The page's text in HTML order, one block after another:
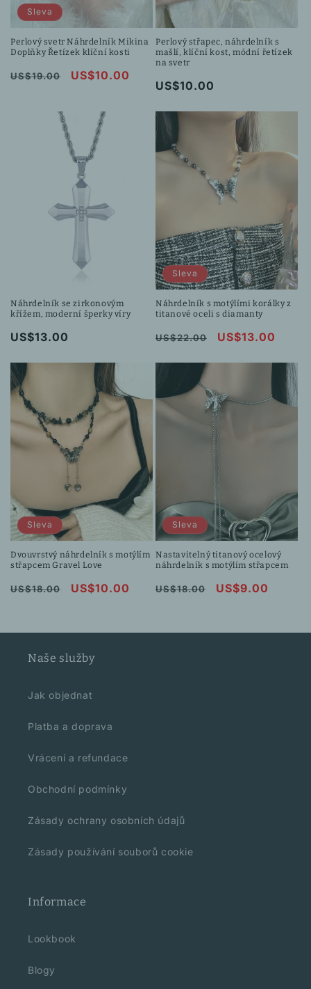
Sleva
Perlový svetr Náhrdelník Mikina
Doplňky Řetízek klíční kosti
Běžná
US$19.00
Výprodejová
US$10.00
Perlový střapec, náhrdelník s
mašlí, klíční kost, módní řetízek
na svetr
Běžná
US$10.00
Náhrdelník se zirkonovým
křížem, moderní šperky víry
Běžná
US$13.00
Sleva
Náhrdelník s motýlími korálky z
titanové oceli s diamanty
Běžná
US$22.00
Výprodejová
US$13.00
Sleva
Dvouvrstvý náhrdelník s motýlím
střapcem Gravel Love
Běžná
US$18.00
Výprodejová
US$10.00
Sleva
Nastavitelný titanový ocelový
náhrdelník s motýlím střapcem
Běžná
US$18.00
Výprodejová
US$9.00
Naše služby
Jak objednat
Platba a doprava
Vrácení a refundace
Obchodní podmínky
Zásady ochrany osobních údajů
Zásady používání souborů cookie
Informace
Lookbook
Blogy